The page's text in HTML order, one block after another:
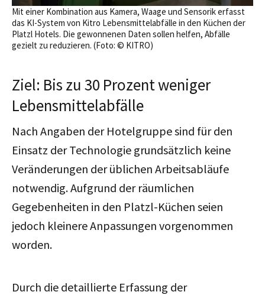
Mit einer Kombination aus Kamera, Waage und Sensorik erfasst
das KI-System von Kitro Lebensmittelabfälle in den Küchen der
Platzl Hotels. Die gewonnenen Daten sollen helfen, Abfälle
gezielt zu reduzieren. (Foto: © KITRO)
Ziel: Bis zu 30 Prozent weniger
Lebensmittelabfälle
Nach Angaben der Hotelgruppe sind für den
Einsatz der Technologie grundsätzlich keine
Veränderungen der üblichen Arbeitsabläufe
notwendig. Aufgrund der räumlichen
Gegebenheiten in den Platzl-Küchen seien
jedoch kleinere Anpassungen vorgenommen
worden.
Durch die detaillierte Erfassung der